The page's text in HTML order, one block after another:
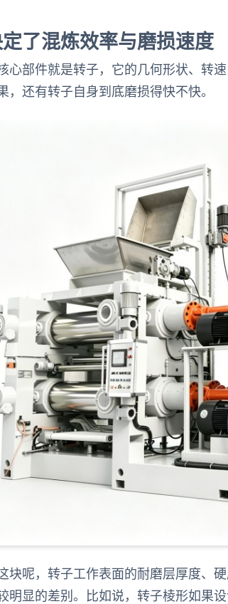
了混炼效率与磨损速度
心部件就是转子，它的几何形状、转
，还有转子自身到底磨损得快不快。
块呢，转子工作表面的耐磨层厚度、
明显的差别。比如说，转子棱形如果